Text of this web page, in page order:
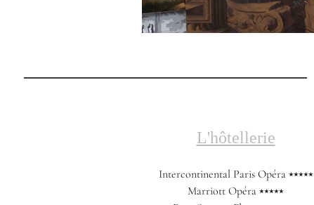
L'hôtellerie
Intercontinental Paris Opéra ⭑⭑⭑⭑⭑
Marriott Opéra ⭑⭑⭑⭑⭑